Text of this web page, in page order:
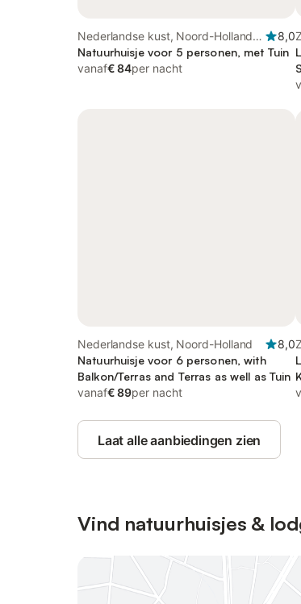
Nederlandse kust, Noord-Holland -
Kust van de Noordzee
8,0
Natuurhuisje voor 5 personen, met Tuin
vanaf€ 84per nacht
Nederlandse kust, Noord-Holland
8,0
Natuurhuisje voor 6 personen, with
Balkon/Terras and Terras as well as Tuin
vanaf€ 89per nacht
Laat alle aanbiedingen zien
Vind natuurhuisjes &